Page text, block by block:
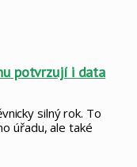
potvrzují i data
silný rok. To
úřadu, ale také